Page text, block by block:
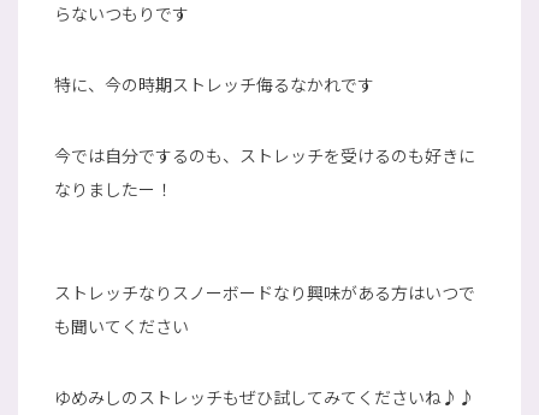
らないつもりです
特に、今の時期ストレッチ侮るなかれです
今では自分でするのも、ストレッチを受けるのも好きに
なりましたー！
ストレッチなりスノーボードなり興味がある方はいつで
も聞いてください
ゆめみしのストレッチもぜひ試してみてくださいね♪♪